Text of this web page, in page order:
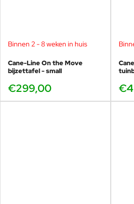
Binnen 2 - 8 weken in huis
Cane-Line On the Move
bijzettafel - small
€299,00